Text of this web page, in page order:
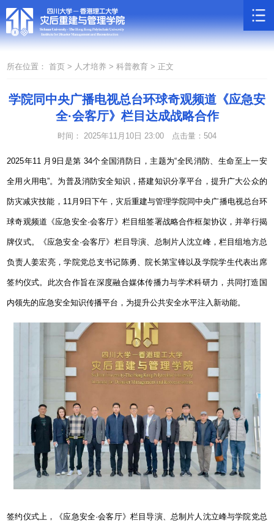
所在位置： 首页 > 人才培养 >科普教育 > 正文
学院同中央广播电视总台环球奇观频道《应急安
全·会客厅》栏目达成战略合作
时间： 2025年11月10日 23:00 点击量： 504
2025年11 月9日是第 34个全国消防日，主题为“全民消防、生命至上一安
全用火用电”。为普及消防安全知识，搭建知识分享平台，提升广大公众的
防灾减灾技能，11月9日下午，灾后重建与管理学院同中央广播电视总台环
球奇观频道《应急安全·会客厅》栏目组签署战略合作框架协议，并举行揭
牌仪式。《应急安全·会客厅》栏目导演、总制片人沈立峰，栏目组地方总
负责人姜宏亮，学院党总支书记陈勇、院长第宝锋以及学院学生代表出席
签约仪式。此次合作旨在深度融合媒体传播力与学术科研力，共同打造国
内领先的应急安全知识传播平台，为提升公共安全水平注入新动能。
签约仪式上，《应急安全·会客厅》栏目导演、总制片人沈立峰与学院党总